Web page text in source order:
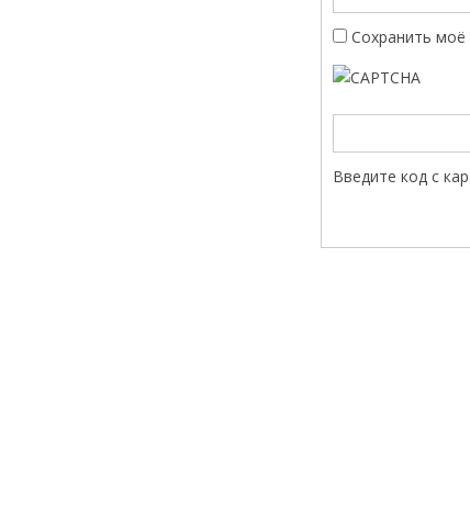
Сохранить моё
Введите код с